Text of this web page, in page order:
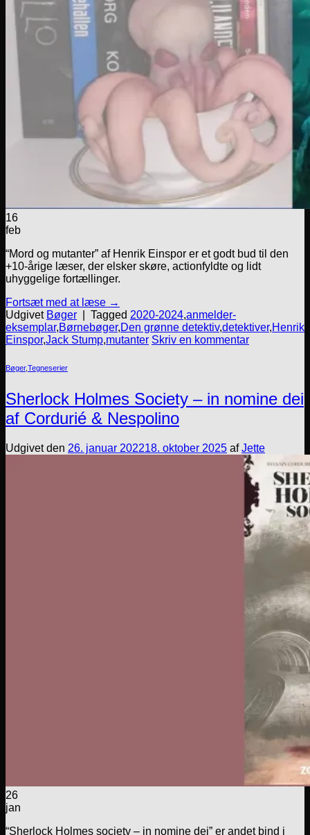
16
feb
“Mord og mutanter” af Henrik Einspor er et godt bud til den
+10-årige læser, der elsker skøre, actionfyldte og lidt
uhyggelige fortællinger.
Fortsæt med at læse →
Udgivet Bøger Tagged 2020-2024,anmelder-
eksemplar,Børnebøger,Den grønne detektiv,detektiver,Henrik
Einspor,Jack Stump,mutanter Skriv en kommentar
Bøger,Tegneserier
Sherlock Holmes Society – in nomine dei
af Cordurié & Nespolino
Udgivet den 26. januar 202218. oktober 2025 afJette
26
jan
“Sherlock Holmes society – in nomine dei” er andet bind i